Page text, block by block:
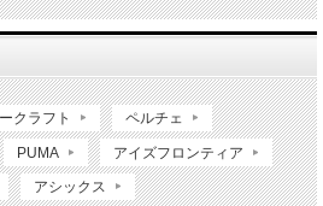
クラフト ペルチェ
PUMA アイズフロンティア
アシックス